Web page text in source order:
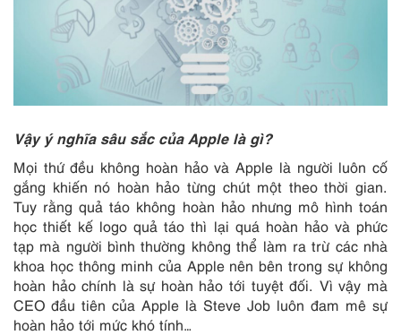
Vậy ý nghĩa sâu sắc của Apple là gì?
Mọi thứ đều không hoàn hảo và Apple là người luôn cố
gắng khiến nó hoàn hảo từng chút một theo thời gian.
Tuy rằng quả táo không hoàn hảo nhưng mô hình toán
học thiết kế logo quả táo thì lại quá hoàn hảo và phức
tạp mà người bình thường không thể làm ra trừ các nhà
khoa học thông minh của Apple nên bên trong sự không
hoàn hảo chính là sự hoàn hảo tới tuyệt đối. Vì vậy mà
CEO đầu tiên của Apple là Steve Job luôn đam mê sự
hoàn hảo tới mức khó tính…